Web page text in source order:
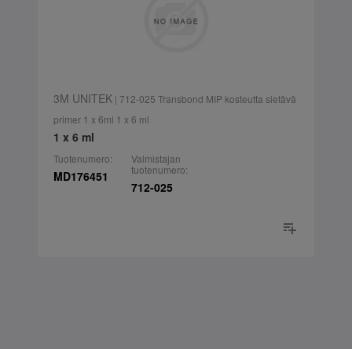
3M UNITEK| 712-025 Transbond MIP kosteutta sietävä
primer 1 x 6ml 1 x 6 ml
1 x 6 ml
Tuotenumero:
MD176451
Valmistajan
tuotenumero:
712-025